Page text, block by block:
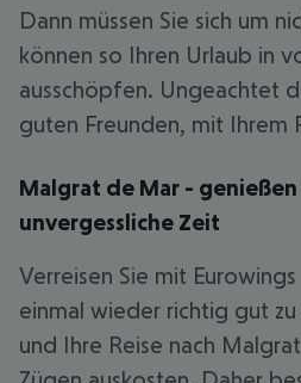
Dann müssen Sie sich um
können so Ihren Urlaub in
ausschöpfen. Ungeachtet
guten Freunden, mit Ihrem
Malgrat de Mar - genießen
unvergessliche Zeit
Verreisen Sie mit
einmal wieder richtig gut
und Ihre Reise nach